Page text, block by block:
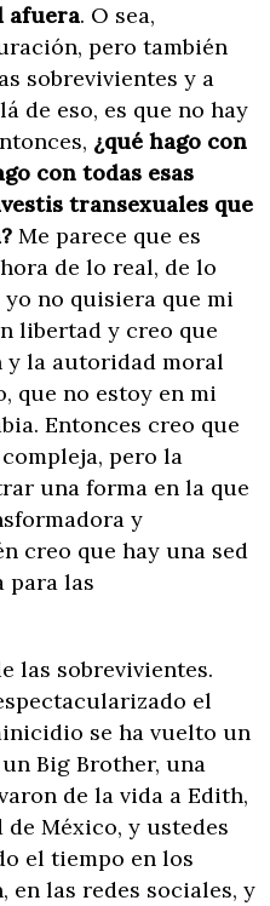
afuera. O sea,
pero también
sobrevivientes y a
de eso, es que no hay
¿qué hago con
con todas esas
transexuales que
Me parece que es
de lo real, de lo
no quisiera que mi
libertad y creo que
la autoridad moral
que no estoy en mi
Entonces creo que
pero la
una forma en la que
y
creo que hay una sed
para las
las sobrevivientes.
el
se ha vuelto un
Big Brother, una
de la vida a Edith,
México, y ustedes
el tiempo en los
en las redes sociales, y